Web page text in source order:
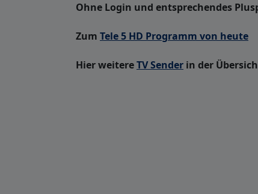
Ohne Login und entsprechendes
Zum Tele 5 HD Programm von heute
Hier weitereTV Sender in der